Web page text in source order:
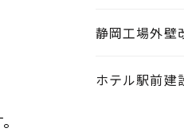
静岡工場外壁
ホテル駅前建